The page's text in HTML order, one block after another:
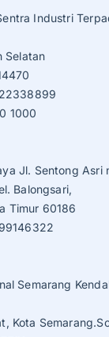
Industri
Selatan
1000
Jl. Sentong Asri
Balongsari,
Timur 60186
Semarang
Kota